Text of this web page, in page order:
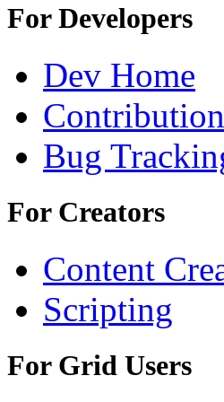
For Developers
Dev Home
Bug
For Creators
Content
Scripting
For Grid Users